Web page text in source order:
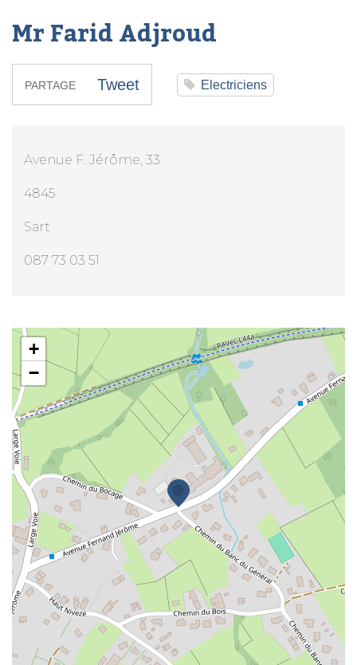
Mr Farid Adjroud
PARTAGE Tweet Electriciens
Avenue F. Jérôme, 33
4845
Sart
087 73 03 51
Mr Farid Adjroud
+
−